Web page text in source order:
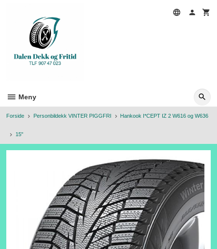
Meny
Forside Personbildekk VINTER PIGGFRI Hankook I*CEPT IZ 2 W616 og W636
15"